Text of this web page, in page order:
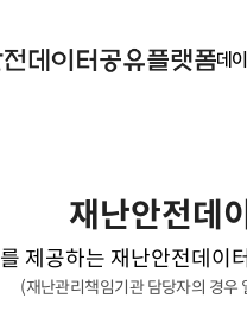
데
재난안전데
제공하는 재난안전데이
(재난관리책임기관 담당자의 경우